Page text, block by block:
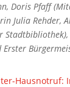
Doris Pfaff
Julia Rehder,
Erster
Hausnotruf: